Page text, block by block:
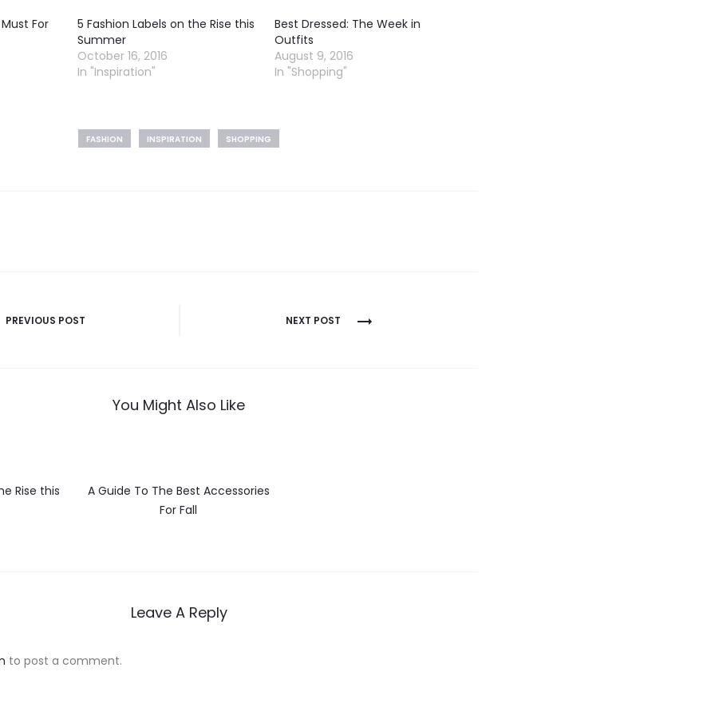
For
5 Fashion Labels on the Rise this
Summer
October 16, 2016
In "Inspiration"
Best Dressed: The Week in
Outfits
August 9, 2016
In "Shopping"
FASHION INSPIRATION SHOPPING
PREVIOUS POST NEXT POST
You Might Also Like
Rise this
A Guide To The Best Accessories
For Fall
Leave A Reply
to post a comment.